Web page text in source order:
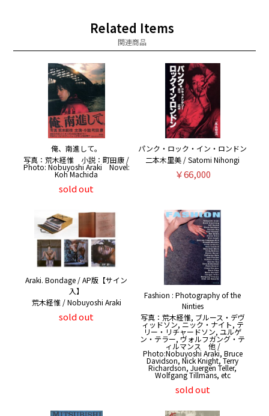
Related Items
関連商品
俺、南進して。
写真：荒木経惟 小説：町田康 /
Photo: Nobuyoshi Araki Novel:
Koh Machida
sold out
パンク・ロック・イン・ロンドン
二本木里美 / Satomi Nihongi
￥66,000
Araki. Bondage / AP版【サイン
入】
荒木経惟 / Nobuyoshi Araki
sold out
Fashion : Photography of the
Ninties
写真：荒木経惟, ブルース・デヴ
ィッドソン, ニック・ナイト, テ
リー・リチャードソン, ユルゲ
ン・テラー, ヴォルフガング・テ
ィルマンス 他 /
Photo:Nobuyoshi Araki, Bruce
Davidson, Nick Knight, Terry
Richardson, Juergen Teller,
Wolfgang Tillmans, etc
sold out